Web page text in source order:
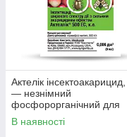
Актелік
— незнімний
фосфорорганічний для
знищення шкідників,
Syngenta
В наявності